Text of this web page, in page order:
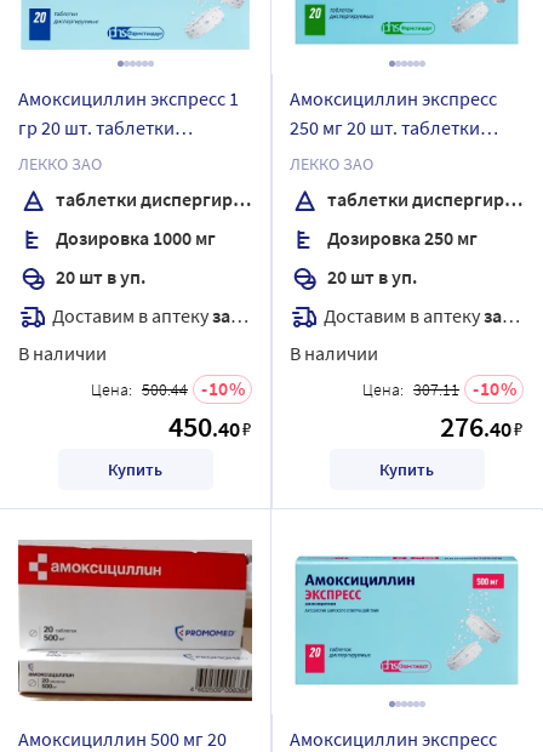
Амоксициллин экспресс 1
гр 20 шт. таблетки
диспергируемые
ЛЕККО ЗАО
таблетки диспергируемые
Дозировка 1000 мг
20 шт в уп.
Доставим в аптекузавтра
В наличии
Цена: 500.44 10
450.40₽
Купить
Амоксициллин экспресс
250 мг 20 шт. таблетки
диспергируемые
ЛЕККО ЗАО
таблетки диспергируемые
Дозировка 250 мг
20 шт в уп.
Доставим в аптекузавтра
В наличии
Цена: 307.11 10
276.40₽
Купить
Амоксициллин 500 мг 20
Амоксициллин экспресс